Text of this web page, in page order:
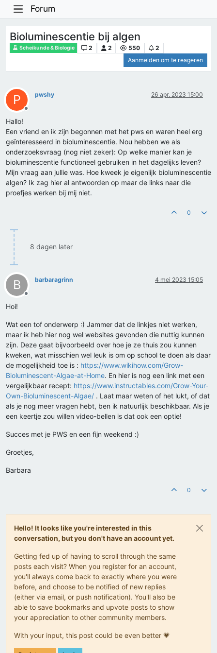
Forum
Bioluminescentie bij algen
Scheikunde & Biologie 2 2 550
2
Aanmelden om te reageren
P
Offline
pwshy 26 apr. 2023 15:00
Hallo!
Een vriend en ik zijn begonnen met het pws en waren heel erg
geïnteresseerd in bioluminescentie. Nou hebben we als
onderzoeksvraag (nog niet zeker): Op welke manier kan je
bioluminescentie functioneel gebruiken in het dagelijks leven?
Mijn vraag aan jullie was. Hoe kweek je eigenlijk bioluminescentie
algen? Ik zag hier al antwoorden op maar de links naar die
proefjes werken bij mij niet.
0
8 dagen later
B
Offline
barbaragrinn 4 mei 2023 15:05
Hoi!
Wat een tof onderwerp :) Jammer dat de linkjes niet werken,
maar ik heb hier nog wel websites gevonden die nuttig kunnen
zijn. Deze gaat bijvoorbeeld over hoe je ze thuis zou kunnen
kweken, wat misschien wel leuk is om op school te doen als daar
de mogelijkheid toe is : https://www.wikihow.com/Grow-
Bioluminescent-Algae-at-Home. En hier is nog een link met een
vergelijkbaar recept: https://www.instructables.com/Grow-Your-
Own-Bioluminescent-Algae/ . Laat maar weten of het lukt, of dat
als je nog meer vragen hebt, ben ik natuurlijk beschikbaar. Als je
een keertje zou willen video-bellen is dat ook een optie!
Succes met je PWS en een fijn weekend :)
Groetjes,
Barbara
0
Hello! It looks like you're interested in this
conversation, but you don't have an account yet.
Getting fed up of having to scroll through the same
posts each visit? When you register for an account,
you'll always come back to exactly where you were
before, and choose to be notified of new replies
(either via email, or push notification). You'll also be
able to save bookmarks and upvote posts to show
your appreciation to other community members.
With your input, this post could be even better 💗